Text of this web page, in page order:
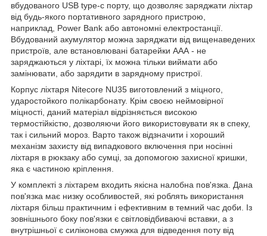
вбудованого USB type-c порту, що дозволяє заряджати ліхтар
від будь-якого портативного зарядного пристрою,
наприклад, Power Bank або автономні електростанції.
Вбудований акумулятор можна заряджати від вищенаведених
пристроїв, але встановлювані батарейки ААА - не
заряджаються у ліхтарі, їх можна тільки виймати або
замінювати, або зарядити в зарядному пристрої.
Корпус ліхтаря Nitecore NU35 виготовлений з міцного,
ударостойкого полікарбонату. Крім своєю неймовірної
міцності, даний матеріал відрізняється високою
термостійкістю, дозволяючи його використовувати як в спеку,
так і сильний мороз. Варто також відзначити і хороший
механізм захисту від випадкового включення при носінні
ліхтаря в рюкзаку або сумці, за допомогою захисної кришки,
яка є частиною кріплення.
У комплекті з ліхтарем входить якісна налобна пов'язка. Дана
пов'язка має низку особливостей, які роблять використання
ліхтаря більш практичним і ефективним в темний час доби. Із
зовнішнього боку пов'язки є світловідбиваючі вставки, а з
внутрішньої є силіконова смужка для відведення поту від